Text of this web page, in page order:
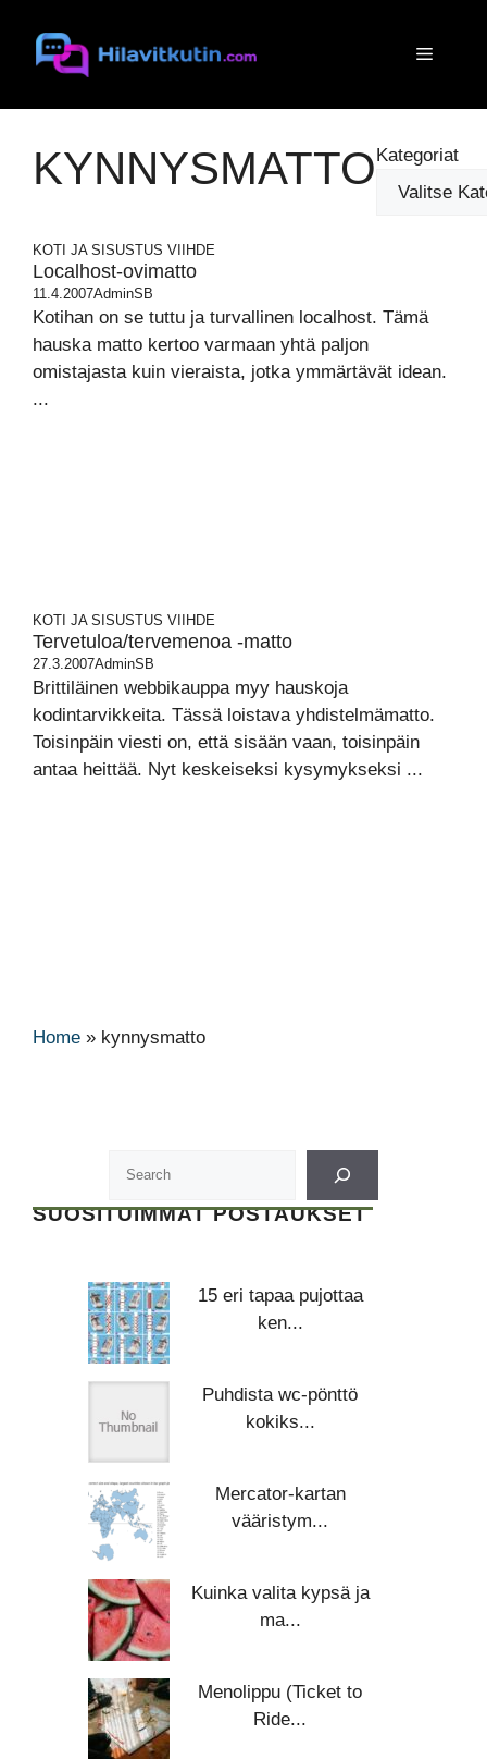
sisältöön
Valikko
KYNNYSMATTOKategoriat
KOTI JA SISUSTUS VIIHDE
Localhost-ovimatto
11.4.2007AdminSB
Kotihan on se tuttu ja turvallinen localhost. Tämä
hauska matto kertoo varmaan yhtä paljon
omistajasta kuin vieraista, jotka ymmärtävät idean.
...
KOTI JA SISUSTUS VIIHDE
Tervetuloa/tervemenoa -matto
27.3.2007AdminSB
Brittiläinen webbikauppa myy hauskoja
kodintarvikkeita. Tässä loistava yhdistelmämatto.
Toisinpäin viesti on, että sisään vaan, toisinpäin
antaa heittää. Nyt keskeiseksi kysymykseksi ...
Home » kynnysmatto
SUOSITUIMMAT POSTAUKSET
15 eri tapaa pujottaa
ken...
Puhdista wc-pönttö
kokiks...
Mercator-kartan
vääristym...
Kuinka valita kypsä ja
ma...
Menolippu (Ticket to
Ride...